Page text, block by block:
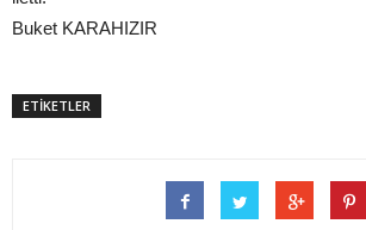
Buket KARAHIZIR
ETİKETLER